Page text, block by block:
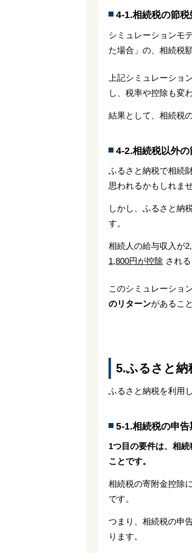
4-1.相続税の節税
シミュレーションモ
た場合」の、相続税
上記シミュレーショ
し、税率や控除も変
結果として、相続税
4-2.相続税以外
ふるさと納税で相続
思われるかもしれませ
しかし、ふるさと納
す。
相続人の給与収入が
1,800円が控除 され
このシミュレーショ
のリターンがあるこ
5.ふるさと納
ふるさと納税を利用
5-1.相続税の申
1つ目の要件は、相
ことです。
相続税の寄附金控除
です。
つまり、相続税の申
ります。